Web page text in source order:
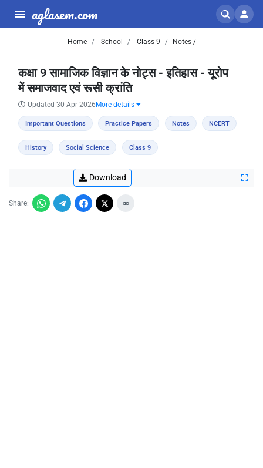
aglasem.com
Home School Class 9 Notes /
कक्षा 9 सामाजिक विज्ञान के नोट्स - इतिहास - यूरोप
में समाजवाद एवं रूसी क्रांति
Updated 30 Apr 2026 More details
Important Questions Practice Papers Notes NCERT
History Social Science Class 9
Download
Share: